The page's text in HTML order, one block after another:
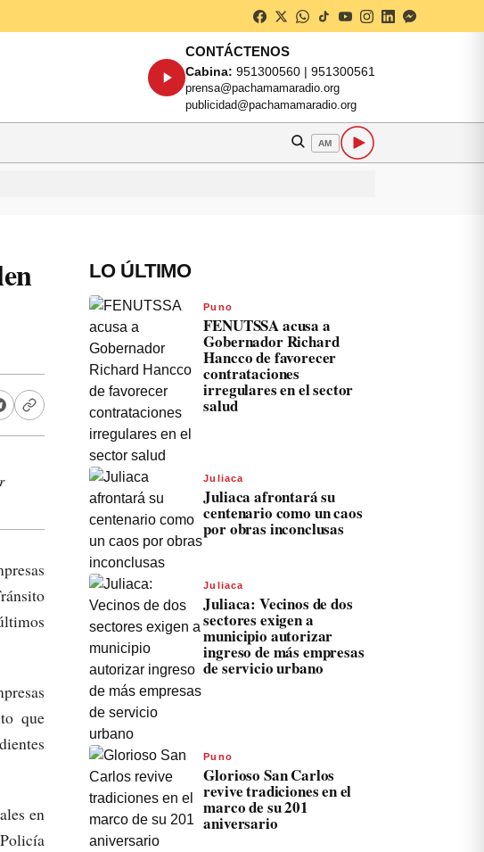
CONTÁCTENOS
Cabina: 951300560 | 951300561
prensa@pachamamaradio.org
publicidad@pachamamaradio.org
AM
que
en
LO ÚLTIMO
Puno
FENUTSSA acusa a
Gobernador Richard
Hancco de favorecer
contrataciones
irregulares en el sector
salud
Juliaca
Juliaca afrontará su
centenario como un caos
por obras inconclusas
Juliaca
Juliaca: Vecinos de dos
sectores exigen a
municipio autorizar
ingreso de más empresas
de servicio urbano
Puno
Glorioso San Carlos
revive tradiciones en el
marco de su 201
aniversario